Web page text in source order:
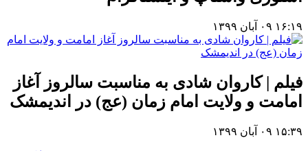
۱۶:۱۹ ۰۹ آبان ۱۳۹۹
فیلم | کاروان شادی به مناسبت سالروز آغاز
امامت و ولایت امام زمان (عج) در اندیمشک
۱۵:۳۹ ۰۹ آبان ۱۳۹۹